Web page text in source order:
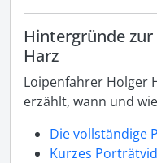
Hintergründe
Harz
Loipenfahrer Holger
erzählt, wann und
Die vollständige
Kurzes